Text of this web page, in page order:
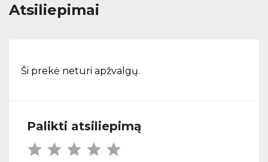
Atsiliepimai
Ši prekė neturi apžvalgų.
Palikti atsiliepimą